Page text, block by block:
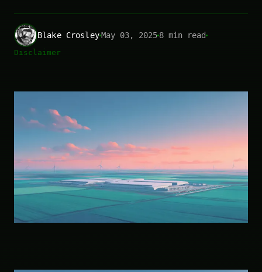
Blake CrosleyMay 03, 20258 min read
Disclaimer